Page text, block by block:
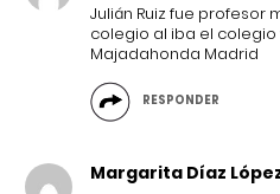
Julián Ruiz fue profesor
colegio al iba el colegio
Majadahonda Madrid
RESPONDER
Margarita Díaz